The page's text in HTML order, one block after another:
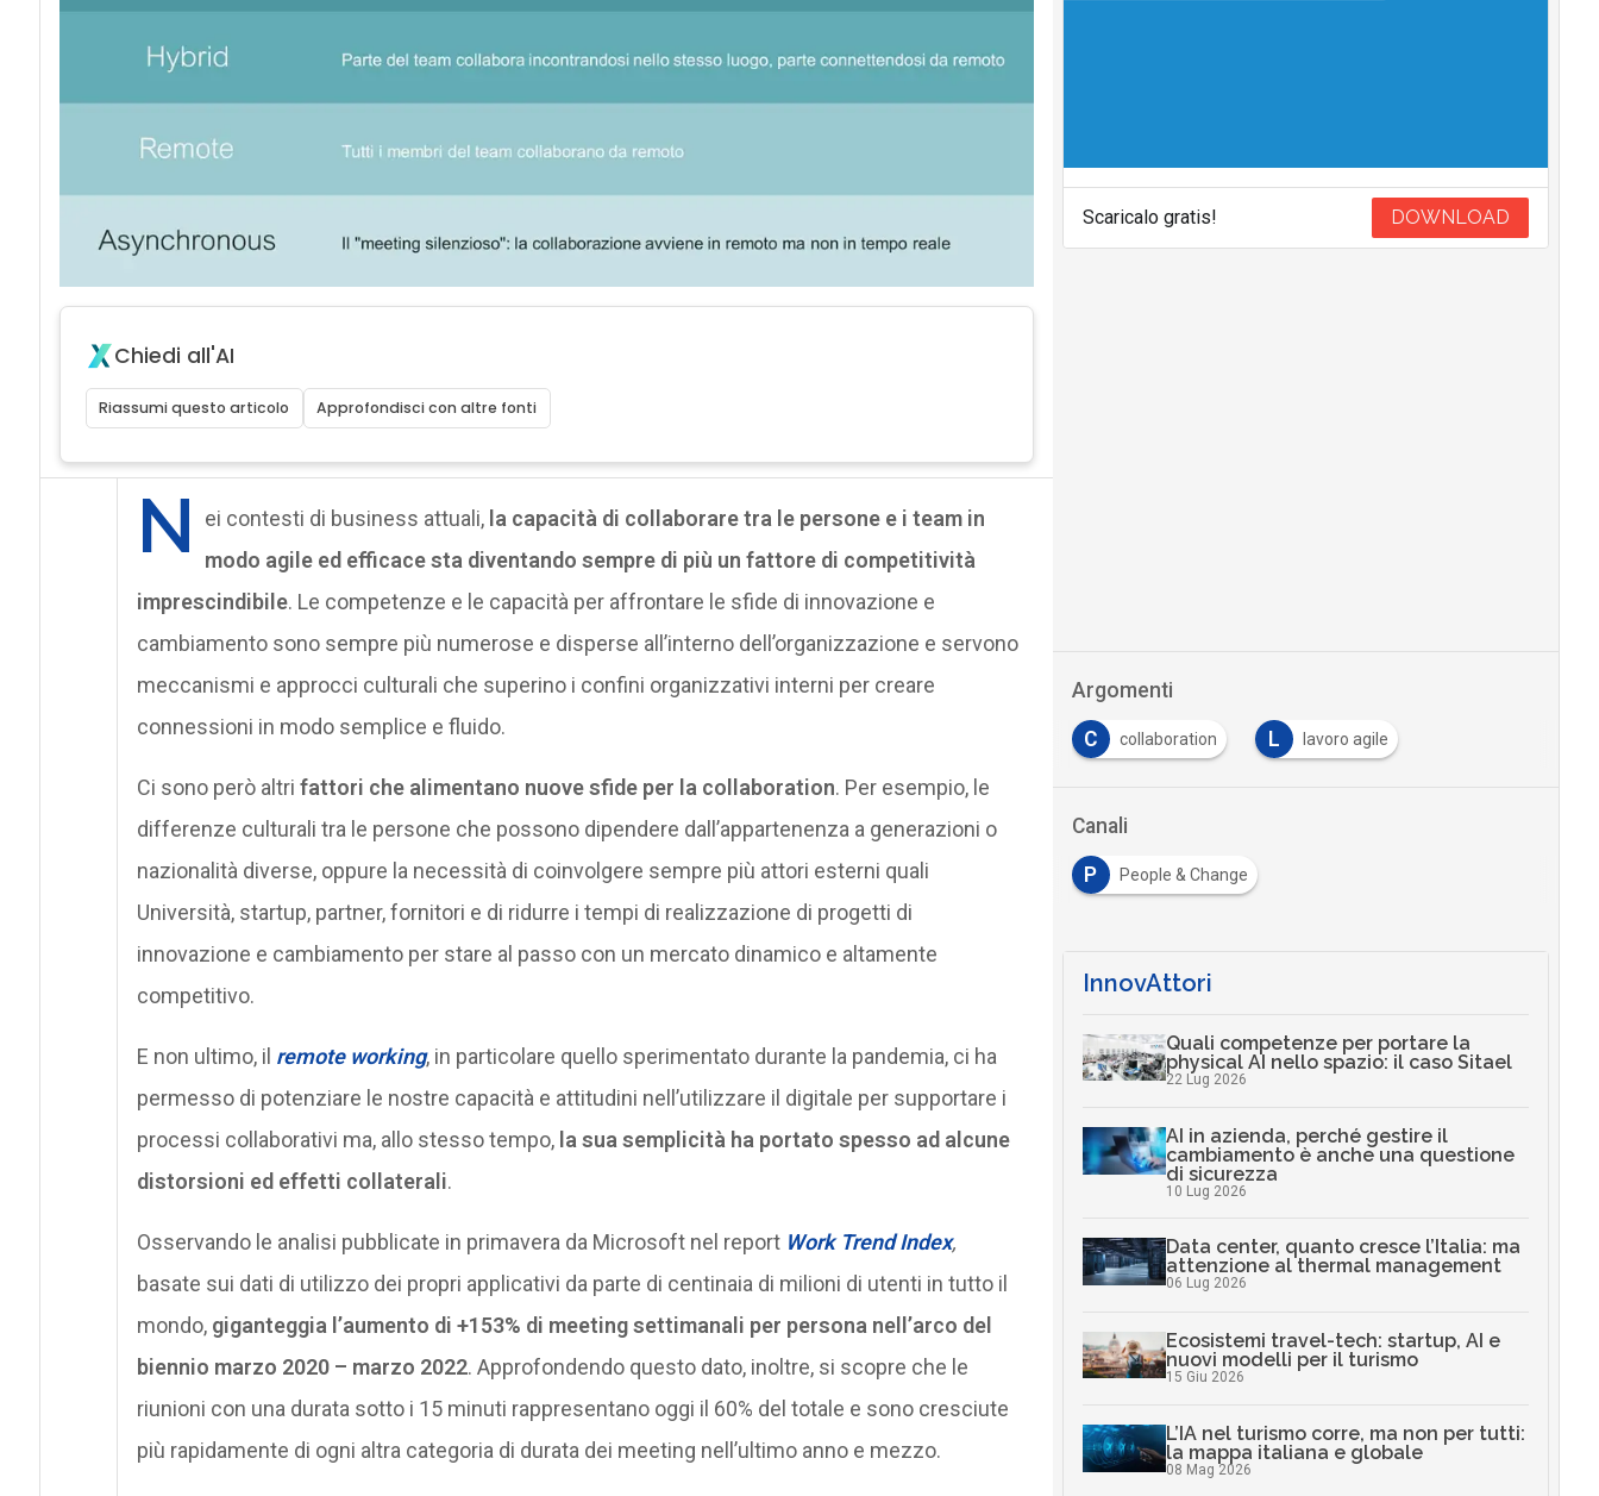
Chiedi all'AI
Riassumi questo articolo Approfondisci con altre fonti
N ei contesti di business attuali, la capacità di collaborare tra le persone e i team in
modo agile ed efficace sta diventando sempre di più un fattore di competitività
imprescindibile. Le competenze e le capacità per affrontare le sfide di innovazione e
cambiamento sono sempre più numerose e disperse all’interno dell’organizzazione e servono
meccanismi e approcci culturali che superino i confini organizzativi interni per creare
connessioni in modo semplice e fluido.
Ci sono però altri fattori che alimentano nuove sfide per la collaboration. Per esempio, le
differenze culturali tra le persone che possono dipendere dall’appartenenza a generazioni o
nazionalità diverse, oppure la necessità di coinvolgere sempre più attori esterni quali
Università, startup, partner, fornitori e di ridurre i tempi di realizzazione di progetti di
innovazione e cambiamento per stare al passo con un mercato dinamico e altamente
competitivo.
E non ultimo, il remote working, in particolare quello sperimentato durante la pandemia, ci ha
permesso di potenziare le nostre capacità e attitudini nell’utilizzare il digitale per supportare i
processi collaborativi ma, allo stesso tempo, la sua semplicità ha portato spesso ad alcune
distorsioni ed effetti collaterali.
Osservando le analisi pubblicate in primavera da Microsoft nel report Work Trend Index,
basate sui dati di utilizzo dei propri applicativi da parte di centinaia di milioni di utenti in tutto il
mondo, giganteggia l’aumento di +153% di meeting settimanali per persona nell’arco del
biennio marzo 2020 – marzo 2022. Approfondendo questo dato, inoltre, si scopre che le
riunioni con una durata sotto i 15 minuti rappresentano oggi il 60% del totale e sono cresciute
più rapidamente di ogni altra categoria di durata dei meeting nell’ultimo anno e mezzo.
Scaricalo gratis! DOWNLOAD
Argomenti
C collaboration L lavoro agile
Canali
P People & Change
InnovAttori
Quali competenze per portare la
physical AI nello spazio: il caso Sitael
22 Lug 2026
AI in azienda, perché gestire il
cambiamento è anche una questione
di sicurezza
10 Lug 2026
Data center, quanto cresce l’Italia: ma
attenzione al thermal management
06 Lug 2026
Ecosistemi travel-tech: startup, AI e
nuovi modelli per il turismo
15 Giu 2026
L’IA nel turismo corre, ma non per tutti:
la mappa italiana e globale
08 Mag 2026